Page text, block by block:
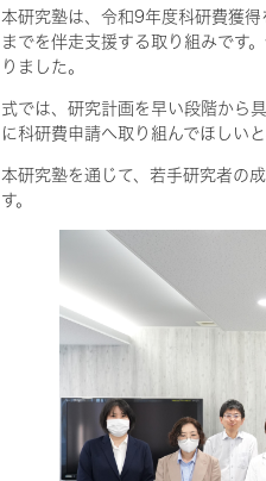
本研究塾は、令和9年度科研費獲
までを伴走支援する取り組みです
りました。
式では、研究計画を早い段階から
に科研費申請へ取り組んでほしい
本研究塾を通じて、若手研究者の
す。